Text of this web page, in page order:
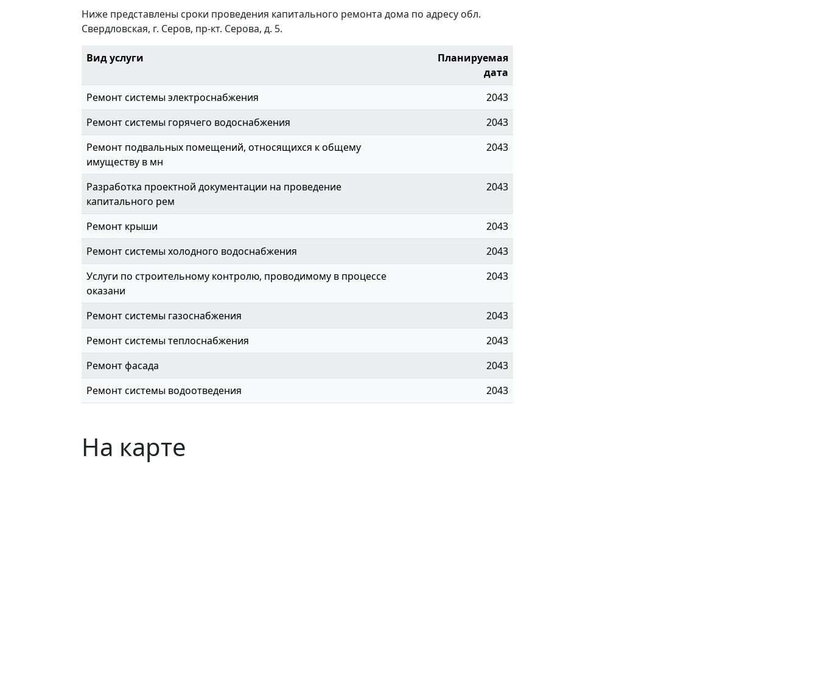
Ниже представлены сроки проведения капитального ремонта дома по адресу обл.
Свердловская, г. Серов, пр-кт. Серова, д. 5.
Вид услуги
Планируемая
дата
Ремонт системы электроснабжения
2043
Ремонт системы горячего водоснабжения
2043
Ремонт подвальных помещений, относящихся к общему
имуществу в мн
2043
Разработка проектной документации на проведение
капитального рем
2043
Ремонт крыши
2043
Ремонт системы холодного водоснабжения
2043
Услуги по строительному контролю, проводимому в процессе
оказани
2043
Ремонт системы газоснабжения
2043
Ремонт системы теплоснабжения
2043
Ремонт фасада
2043
Ремонт системы водоотведения
2043
На карте